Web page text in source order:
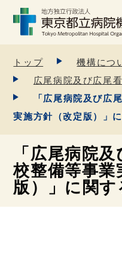
トップ 機構につ
広尾病院及び広尾
「広尾病院及び広
実施方針（改定版）」
「広尾病院
校整備等事業
版）」に関